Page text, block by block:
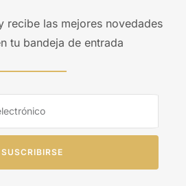
recibe las mejores novedades
tu bandeja de entrada
SUSCRIBIRSE